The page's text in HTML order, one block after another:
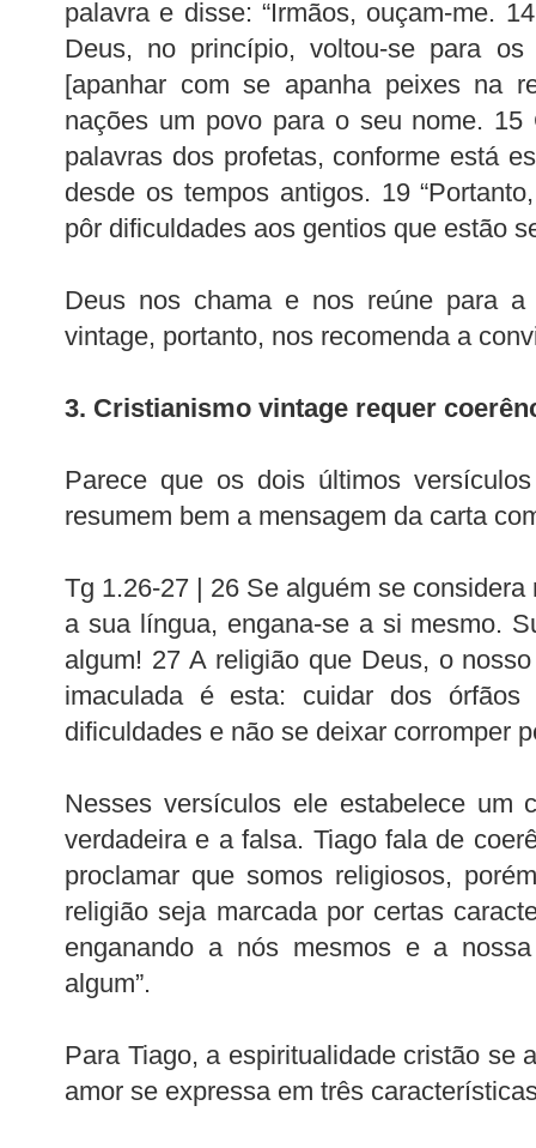
palavra e disse: “Irmãos, ouçam-me.
Deus, no princípio, voltou-se para
[apanhar com se apanha peixes na
nações um povo para o seu nome. 15
palavras dos profetas, conforme está
desde os tempos antigos. 19
pôr dificuldades aos gentios que estão
Deus nos chama e nos reúne para a
vintage, portanto, nos recomenda a
3. Cristianismo vintage requer
Parece que os dois últimos
resumem bem a mensagem da carta
Tg 1.26-27 | 26 Se alguém se
a sua língua, engana-se a si mesmo.
algum! 27 A religião que Deus, o
imaculada é esta: cuidar dos
dificuldades e não se deixar corromper
Nesses versículos ele estabelece um
verdadeira e a falsa. Tiago fala de
proclamar que somos religiosos,
religião seja marcada por certas
enganando a nós mesmos e a
algum”.
Para Tiago, a espiritualidade cristão se
amor se expressa em três